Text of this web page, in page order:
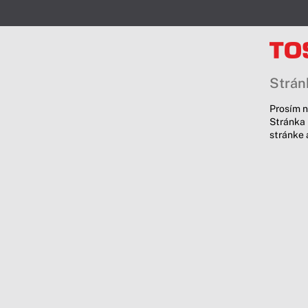
Prosím
Stránka
stránke